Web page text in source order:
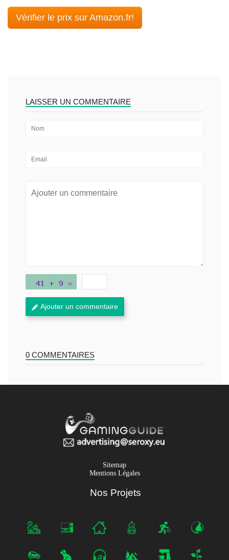
Vérifier le prix sur Amazon.fr!
LAISSER UN COMMENTAIRE
Ajouter un commentaire
0 COMMENTAIRES
Sitemap
Mentions Légales
Nos Projets